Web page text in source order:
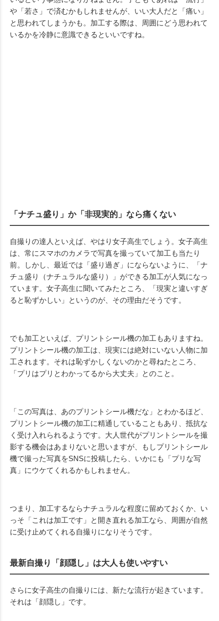
や「若さ」で済むかもしれませんが、いい大人だと「痛い」
と思われてしまうかも。加工する際は、周囲にどう思われて
いるかを冷静に意識できるといいですね。
「ナチュ盛り」か「非現実的」なら痛くない
自撮りの達人といえば、やはり女子高生でしょう。 女子高生
は、常にスマホのカメラで写真を撮っていて加工も当たり
前。
しかし、最近では「盛り過ぎ」にならないように、「ナ
チュ盛り（ナチュラルな盛り）」ができる加工が人気になっ
ています。女子高生に聞いてみたところ、「現実と違いすぎ
ると恥ずかしい」というのが、その理由だそうです。
でも加工といえば、プリントシール機の加工もありますね。
プリントシール機の加工は、現実には絶対にいない人物に加
工されます。それは恥ずかしくないのかと尋ねたところ、
「プリはプリとわかってるから大丈夫」とのこと。
「この写真は、あのプリントシール機だな」とわかるほど、
プリントシール機の加工に精通していることもあり、抵抗な
く受け入れられるようです。大人世代がプリントシールを撮
影する機会はあまりないと思いますが、もしプリントシール
機で撮った写真をSNSに投稿したら、いかにも「プリな写
真」にウケてくれるかもしれません。
つまり、加工するならナチュラルな程度に留めておくか、い
っそ「これは加工です」と開き直れる加工なら、周囲が自然
に受け止めてくれる自撮りになりそうです。
最新自撮り「顔隠し」は大人も使いやすい
さらに女子高生の自撮りには、新たな流行が起きています。
それは「顔隠し」です。